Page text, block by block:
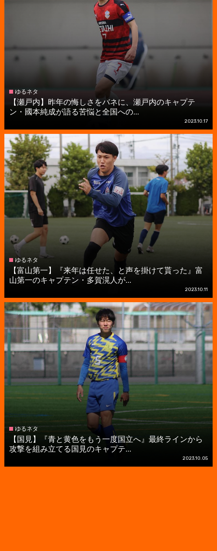
ゆるネタ
【瀬戸内】昨年の悔しさをバネに、瀬戸内のキャプテ
ン・國本純成が語る苦悩と全国への...
2023.10.17
ゆるネタ
【富山第一】『来年は任せた、と声を掛けて貰った』富
山第一のキャプテン・多賀滉人が...
2023.10.11
ゆるネタ
【国見】『青と黄色をもう一度国立へ』最終ラインから
攻撃を組み立てる国見のキャプテ...
2023.10.05